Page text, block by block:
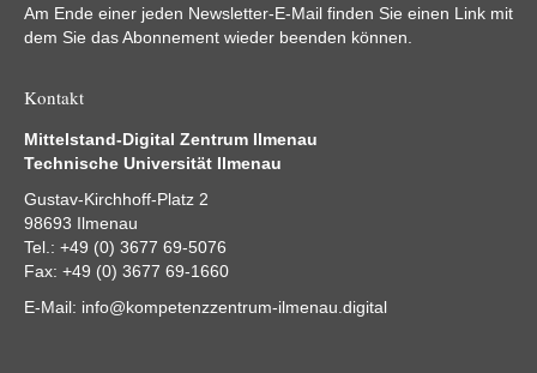
Am Ende einer jeden Newsletter-E-Mail finden Sie einen Link mit
dem Sie das Abonnement wieder beenden können.
Kontakt
Mittelstand-Digital Zentrum Ilmenau
Technische Universität Ilmenau
Gustav-Kirchhoff-Platz 2
98693 Ilmenau
Tel.: +49 (0) 3677 69-5076
Fax: +49 (0) 3677 69-1660
E-Mail: info@kompetenzzentrum-ilmenau.digital